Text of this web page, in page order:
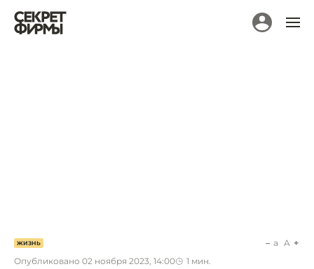
ЖИЗНЬ
Опубликовано 02 ноября 2023, 14:00 1 мин.
a A